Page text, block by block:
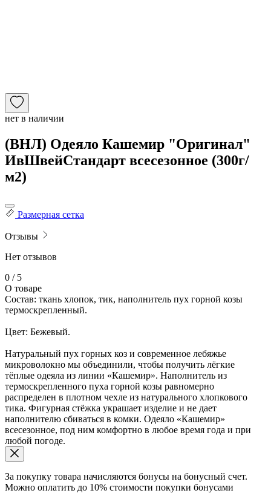
нет в наличии
(ВНЛ) Одеяло Кашемир "Оригинал"
ИвШвейСтандарт всесезонное (300г/
м2)
Размерная сетка
Отзывы
Нет отзывов
0 / 5
О товаре
Состав: ткань хлопок, тик, наполнитель пух горной козы
термоскрепленный.
Цвет: Бежевый.
Натуральный пух горных коз и современное лебяжье
микроволокно мы объединили, чтобы получить лёгкие
тёплые одеяла из линии «Кашемир». Наполнитель из
термоскрепленного пуха горной козы равномерно
распределен в плотном чехле из натурального хлопкового
тика. Фигурная стёжка украшает изделие и не дает
наполнителю сбиваться в комки. Одеяло «Кашемир»
всесезонное, под ним комфортно в любое время года и при
любой погоде.
За покупку товара начисляются бонусы на бонусный счет.
Можно оплатить до 10% стоимости покупки бонусами